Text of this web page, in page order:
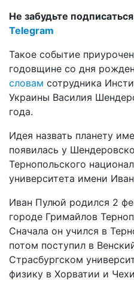
Не забудьте
Telegram
Такое событие
годовщине со дня
словам сотрудника
Украины Василия
года.
Идея назвать планету
появилась у
Тернопольского
университета имени
Иван Пулюй родился 2
городе Гримайлов
Сначала он учился в
потом поступил в
Страсбургском
физику в Хорватии и